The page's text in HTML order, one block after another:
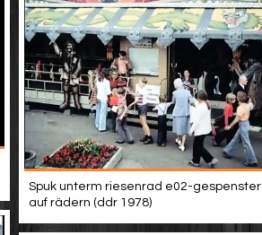
Spuk unterm riesenrad e02-gespenster
auf rädern (ddr 1978)